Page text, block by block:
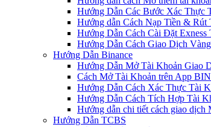
Hướng Dẫn Các Bước Xác Thực
Hướng dẫn Cách Nạp Tiền & Rút
Hướng Dẫn Cách Cài Đặt
Hướng Dẫn Cách Giao Dịch
Hướng Dẫn Binance
Hướng Dẫn Mở Tài Khoản Giao
Cách Mở Tài Khoản trên App
Hướng Dẫn Cách Xác Thực Tài
Hướng Dẫn Cách Tích Hợp Tài
Hướng dẫn chi tiết cách giao
Hướng Dẫn TCBS